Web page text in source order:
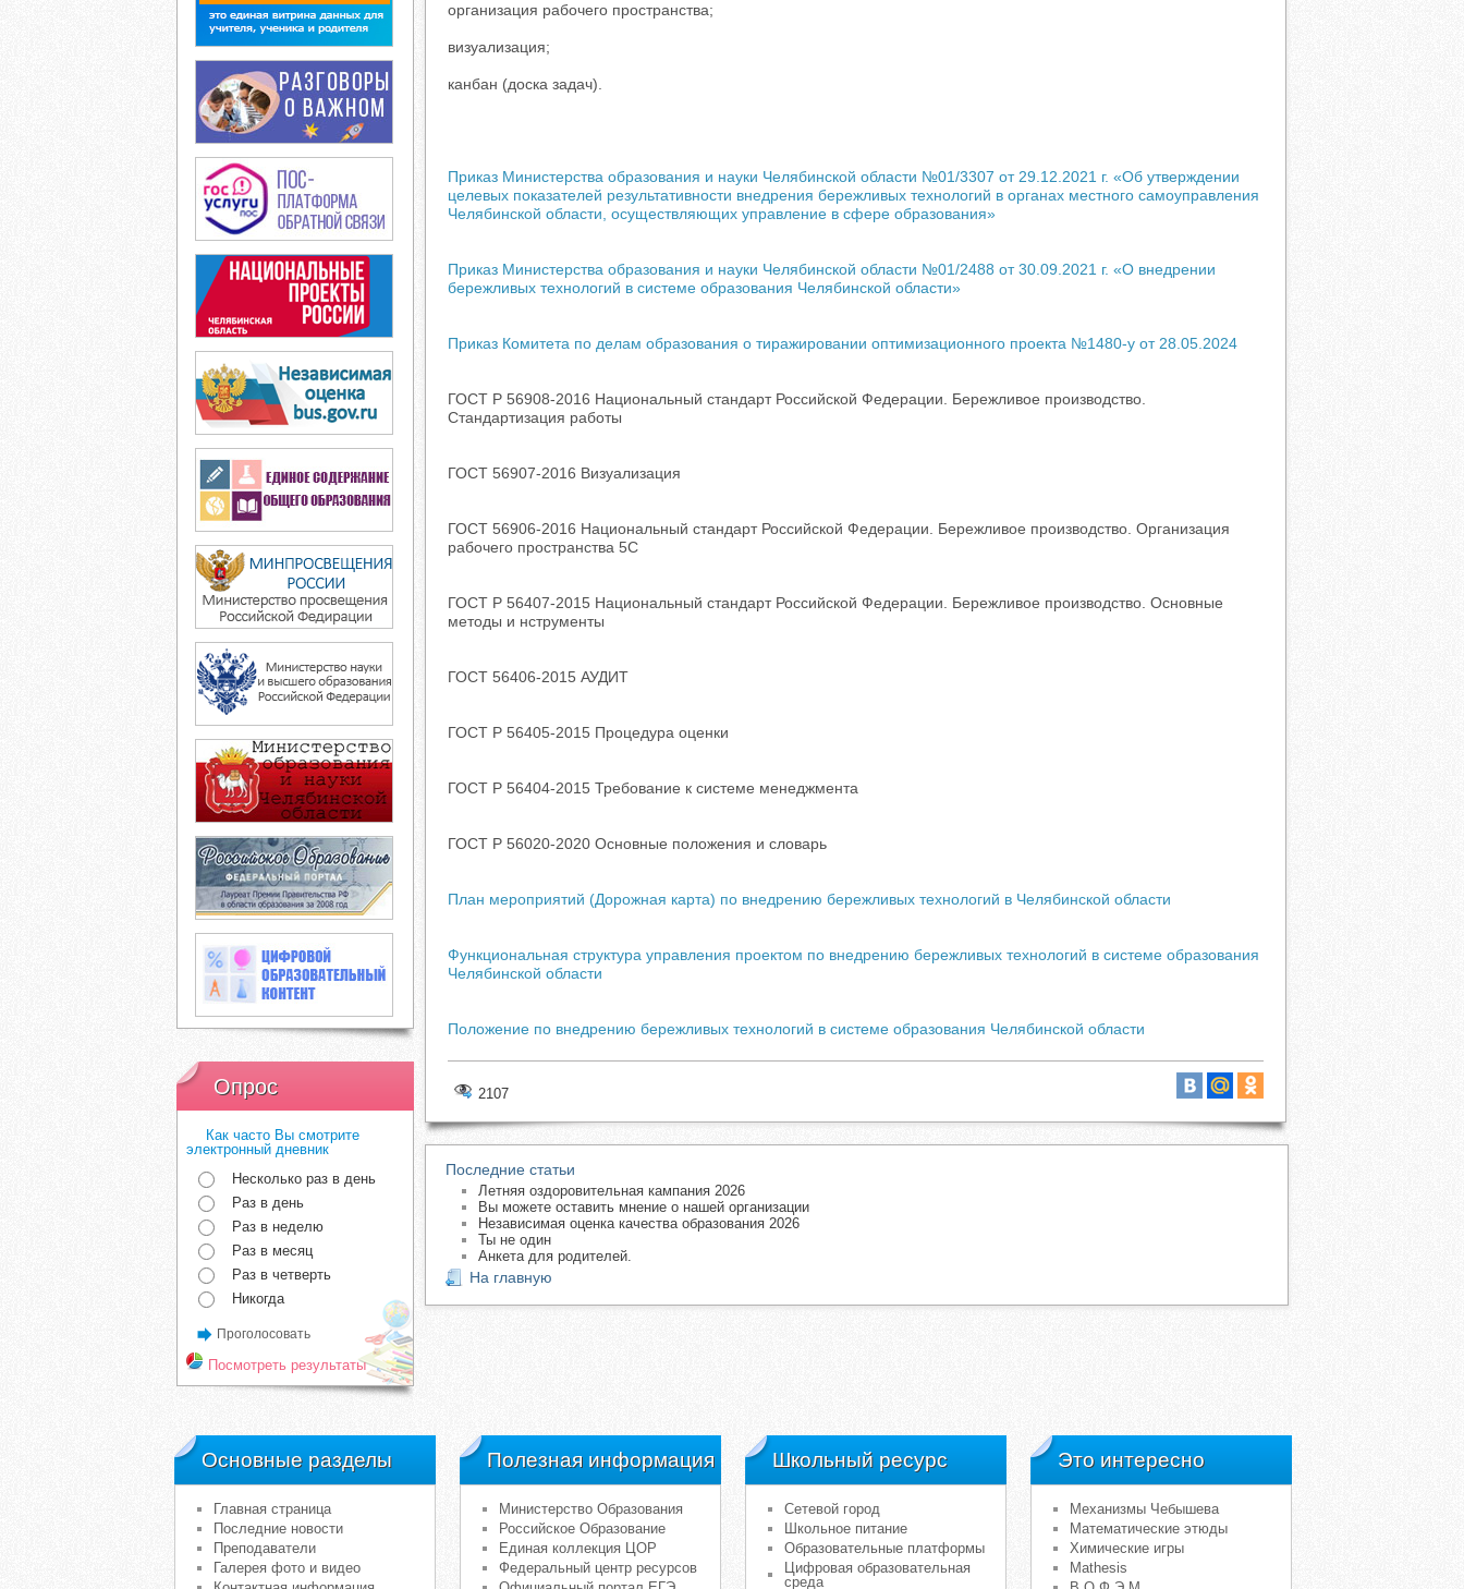
Опрос
Как часто Вы смотрите
электронный дневник
Несколько раз в день
Раз в день
Раз в неделю
Раз в месяц
Раз в четверть
Никогда
Проголосовать
Посмотреть результаты
организация рабочего пространства;
визуализация;
канбан (доска задач).
Приказ Министерства образования и науки Челябинской области №01/3307 от 29.12.2021 г. «Об утверждении
целевых показателей результативности внедрения бережливых технологий в органах местного самоуправления
Челябинской области, осуществляющих управление в сфере образования»
Приказ Министерства образования и науки Челябинской области №01/2488 от 30.09.2021 г. «О внедрении
бережливых технологий в системе образования Челябинской области»
Приказ Комитета по делам образования о тиражировании оптимизационного проекта №1480-у от 28.05.2024
ГОСТ Р 56908-2016 Национальный стандарт Российской Федерации. Бережливое производство.
Стандартизация работы
ГОСТ 56907-2016 Визуализация
ГОСТ 56906-2016 Национальный стандарт Российской Федерации. Бережливое производство. Организация
рабочего пространства 5С
ГОСТ Р 56407-2015 Национальный стандарт Российской Федерации. Бережливое производство. Основные
методы и нструменты
ГОСТ 56406-2015 АУДИТ
ГОСТ Р 56405-2015 Процедура оценки
ГОСТ Р 56404-2015 Требование к системе менеджмента
ГОСТ Р 56020-2020 Основные положения и словарь
План мероприятий (Дорожная карта) по внедрению бережливых технологий в Челябинской области
Функциональная структура управления проектом по внедрению бережливых технологий в системе образования
Челябинской области
Положение по внедрению бережливых технологий в системе образования Челябинской области
2107
Последние статьи
Летняя оздоровительная кампания 2026
Вы можете оставить мнение о нашей организации
Независимая оценка качества образования 2026
Ты не один
Анкета для родителей.
На главную
Основные разделы
Главная страница
Последние новости
Преподаватели
Галерея фото и видео
Полезная информация
Министерство Образования
Российское Образование
Единая коллекция ЦОР
Федеральный центр ресурсов
Школьный ресурс
Сетевой город
Школьное питание
Образовательные платформы
Цифровая образовательная
среда
Это интересно
Механизмы Чебышева
Математические этюды
Химические игры
Mathesis